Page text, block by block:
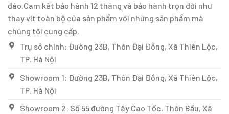
đáo.Cam kết bảo hành 12 tháng và bảo hành trọn đời như
thay vít toàn bộ của sản phẩm với những sản phẩm mà
chúng tôi cung cấp.
Trụ sở chính: Đường 23B, Thôn Đại Đồng, Xã Thiên Lộc,
TP. Hà Nội
Showroom 1: Đường 23B, Thôn Đại Đồng, Xã Thiên Lộc,
TP. Hà Nội
Showroom 2: Số 55 đường Tây Cao Tốc, Thôn Bầu, Xã